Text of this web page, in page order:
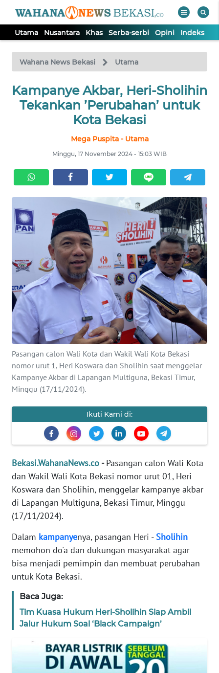
Utama Nusantara Khas Serba-serbi Opini Indeks
Wahana News Bekasi Utama
Kampanye Akbar, Heri-Sholihin
Tekankan ’Perubahan’ untuk
Kota Bekasi
Mega Puspita - Utama
Minggu, 17 November 2024 - 15:03 WIB
Pasangan calon Wali Kota dan Wakil Wali Kota Bekasi
nomor urut 1, Heri Koswara dan Sholihin saat menggelar
Kampanye Akbar di Lapangan Multiguna, Bekasi Timur,
Minggu (17/11/2024).
Ikuti Kami di:
Bekasi.WahanaNews.co -Pasangan calon Wali Kota
dan Wakil Wali Kota Bekasi nomor urut 01, Heri
Koswara dan Sholihin, menggelar kampanye akbar
di Lapangan Multiguna, Bekasi Timur, Minggu
(17/11/2024).
Dalam kampanyenya, pasangan Heri - Sholihin
memohon do'a dan dukungan masyarakat agar
bisa menjadi pemimpin dan membuat perubahan
untuk Kota Bekasi.
Baca Juga:
Tim Kuasa Hukum Heri-Sholihin Siap Ambil
Jalur Hukum Soal ‘Black Campaign’
TV
Tutup
UTAMA
SERBA-
SERBI
OPINI
Informasi
BERITA
KONTAK
KAMI
INFO
IKLAN
TENTANG
KAMI
SIBER
REDAKSI
KARIR
DISCLAIMER
News
WN
SUMUT
JAKARTA
WN